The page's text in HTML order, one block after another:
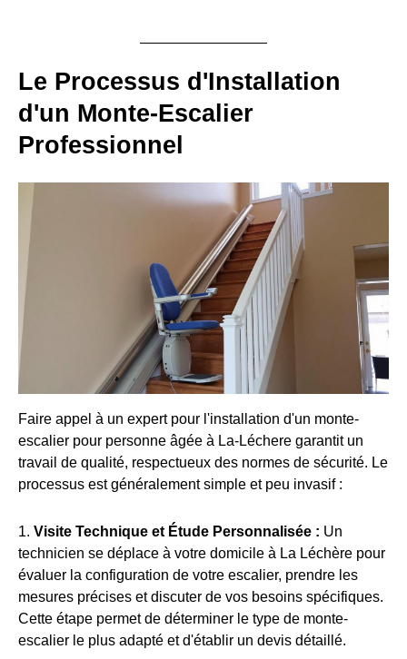
Le Processus d'Installation
d'un Monte-Escalier
Professionnel
Faire appel à un expert pour l'installation d'un monte-
escalier pour personne âgée à La-Léchere garantit un
travail de qualité, respectueux des normes de sécurité. Le
processus est généralement simple et peu invasif :
1. Visite Technique et Étude Personnalisée : Un
technicien se déplace à votre domicile à La Léchère pour
évaluer la configuration de votre escalier, prendre les
mesures précises et discuter de vos besoins spécifiques.
Cette étape permet de déterminer le type de monte-
escalier le plus adapté et d'établir un devis détaillé.